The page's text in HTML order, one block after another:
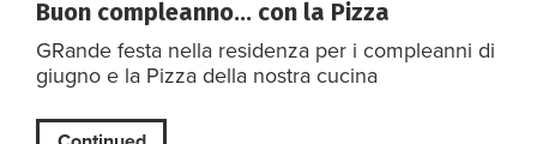
Buon compleanno… con la Pizza
GRande festa nella residenza per i compleanni di
giugno e la Pizza della nostra cucina